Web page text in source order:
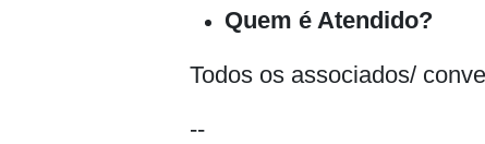
Quem é Atendido?
Todos os associados/
--